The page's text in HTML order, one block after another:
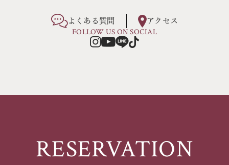
よくある質問 アクセス
FOLLOW US ON SOCIAL
RESERVATION